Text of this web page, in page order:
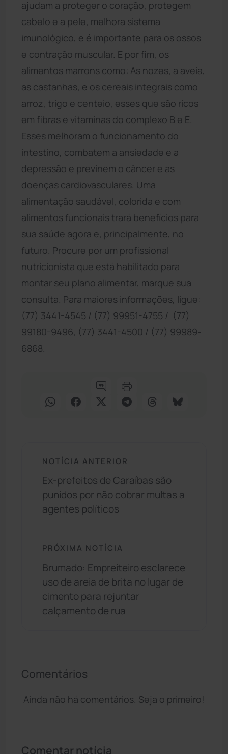
ajudam a proteger o coração, protegem
cabelo e a pele, melhora sistema
imunológico, e é importante para os ossos
e contração muscular. E por fim, os
alimentos marrons como: As nozes, a aveia,
as castanhas, e os cereais integrais como
arroz, trigo e centeio, esses que são ricos
em fibras e vitaminas do complexo B e E.
Esses melhoram o funcionamento do
intestino, combatem a ansiedade e a
depressão e previnem o câncer e as
doenças cardiovasculares. Uma
alimentação saudável, colorida e com
alimentos funcionais trará benefícios para
sua saúde agora e, principalmente, no
futuro. Procure por um profissional
nutricionista que está habilitado para
montar seu plano alimentar, marque sua
consulta. Para maiores informações, ligue:
(77) 3441-4545 / (77) 99951-4755 / (77)
99180-9496, (77) 3441-4500 / (77) 99989-
6868.
NOTÍCIA ANTERIOR
Ex-prefeitos de Caraíbas são
punidos por não cobrar multas a
agentes políticos
PRÓXIMA NOTÍCIA
Brumado: Empreiteiro esclarece
uso de areia de brita no lugar de
cimento para rejuntar
calçamento de rua
Comentários
Ainda não há comentários. Seja o primeiro!
Comentar notícia